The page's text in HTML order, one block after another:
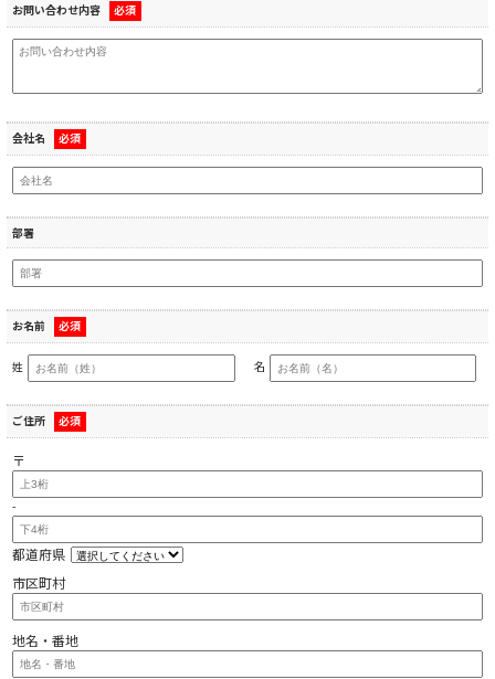
お問い合わせ内容 必須
会社名 必須
部署
お名前 必須
姓 名
ご住所 必須
〒
-
都道府県
市区町村
地名・番地